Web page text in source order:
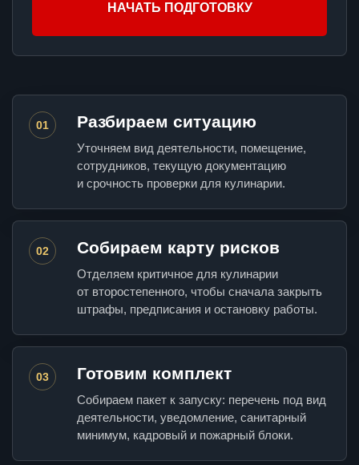
НАЧАТЬ ПОДГОТОВКУ
01 Разбираем ситуацию
Уточняем вид деятельности, помещение,
сотрудников, текущую документацию
и срочность проверки для кулинарии.
02 Собираем карту рисков
Отделяем критичное для кулинарии
от второстепенного, чтобы сначала закрыть
штрафы, предписания и остановку работы.
03 Готовим комплект
Собираем пакет к запуску: перечень под вид
деятельности, уведомление, санитарный
минимум, кадровый и пожарный блоки.